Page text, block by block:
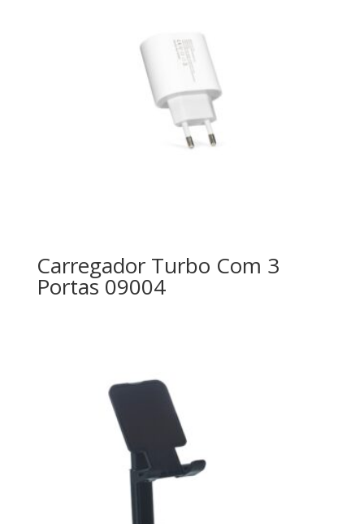
Carregador Turbo Com 3
Portas 09004